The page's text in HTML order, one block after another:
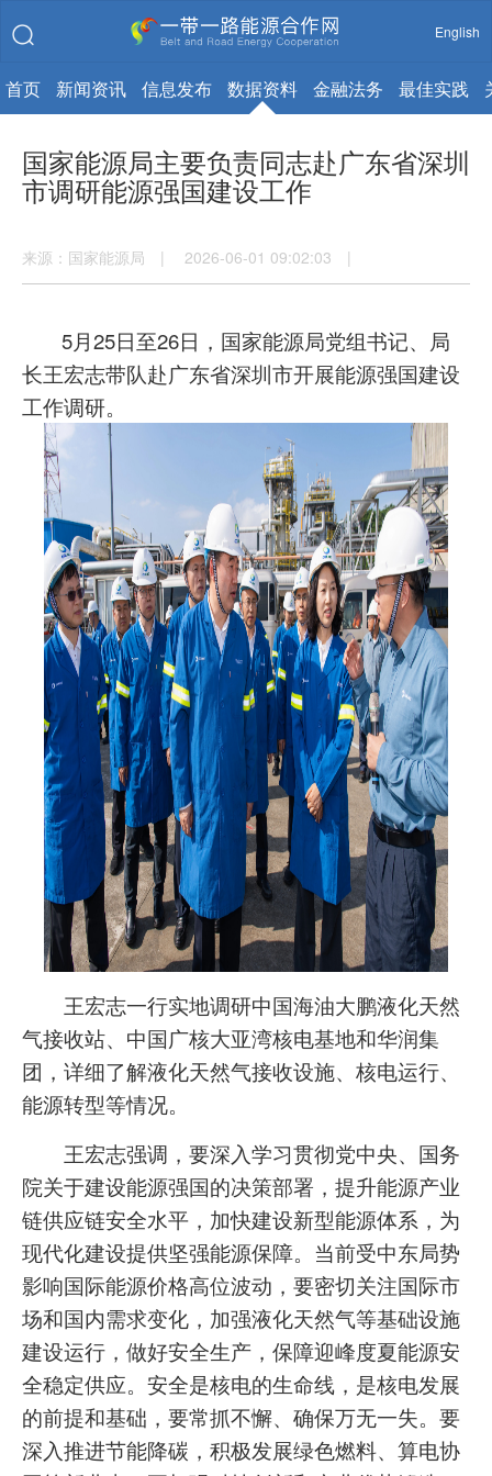
English
首页 新闻资讯 信息发布 数据资料 金融法务 最佳实践
国家能源局主要负责同志赴广东省深圳
市调研能源强国建设工作
来源：国家能源局 | 2026-06-01 09:02:03 |
5月25日至26日，国家能源局党组书记、局
长王宏志带队赴广东省深圳市开展能源强国建设
工作调研。
王宏志一行实地调研中国海油大鹏液化天然
气接收站、中国广核大亚湾核电基地和华润集
团，详细了解液化天然气接收设施、核电运行、
能源转型等情况。
王宏志强调，要深入学习贯彻党中央、国务
院关于建设能源强国的决策部署，提升能源产业
链供应链安全水平，加快建设新型能源体系，为
现代化建设提供坚强能源保障。当前受中东局势
影响国际能源价格高位波动，要密切关注国际市
场和国内需求变化，加强液化天然气等基础设施
建设运行，做好安全生产，保障迎峰度夏能源安
全稳定供应。安全是核电的生命线，是核电发展
的前提和基础，要常抓不懈、确保万无一失。要
深入推进节能降碳，积极发展绿色燃料、算电协